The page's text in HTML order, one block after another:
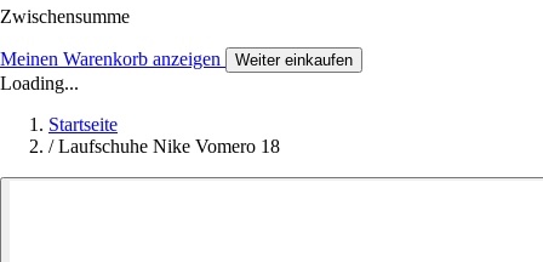
Zwischensumme
Meinen Warenkorb anzeigen Weiter einkaufen
Loading...
Startseite
/ Laufschuhe Nike Vomero 18